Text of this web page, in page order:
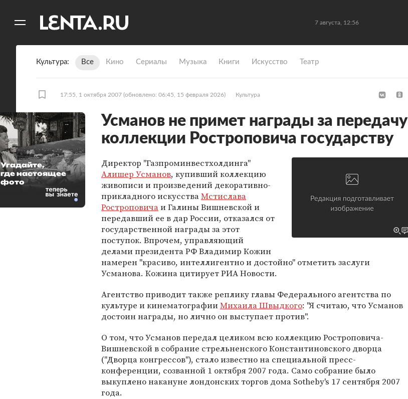
7 августа, 12:56
Культура Все Кино Сериалы Музыка Книги Искусство Театр
17:55, 1 октября 2007 (обновлено: 06:45, 15 февраля 2026) Культура
Усманов не примет награды за передачу
коллекции Ростроповича государству
Директор "Газпроминвестхолдинга"
Алишер Усманов, купивший коллекцию
живописи и произведений декоративно-
прикладного искусстваМстислава
Ростроповичаи Галины Вишневской и
передавший ее в дар России, отказался от
государственной награды за этот
поступок. Впрочем, управляющий
делами президента РФ Владимир Кожин
намерен "красиво, интеллигентно и достойно" отметить заслуги
Усманова. Кожина цитирует РИА Новости.
Агентство приводит также реплику главы Федерального агентства по
культуре и кинематографииМихаила Швыдкого: "Я считаю, что Усманов
достоин награды, но лично он выступает против".
О том, что Усманов передал целиком всю коллекцию Ростроповича-
Вишневской в собрание стрельненского Константиновского дворца
("Дворца конгрессов"), стало известно на специальной пресс-
конференции, созванной 1 октября 2007 года. Само собрание было
выкуплено накануне лондонских торгов дома Sotheby's 17 сентября 2007
года.
Угадайте,
где настоящее
фото